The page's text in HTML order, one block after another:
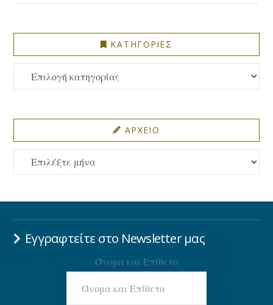
ΚΑΤΗΓΟΡΙΕΣ
ΚΑΤΗΓΟΡΙΕΣ
ΑΡΧΕΙΟ
ΑΡΧΕΙΟ
Εγγραφτείτε στο Newsletter μας
Όνομα και Επίθετο